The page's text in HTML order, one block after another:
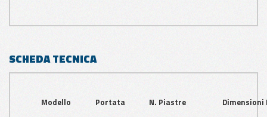
SCHEDA TECNICA
Modello Portata N. Piastre